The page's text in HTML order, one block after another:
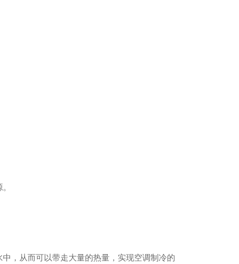
，从而可以带走大量的热量，实现空调制冷的